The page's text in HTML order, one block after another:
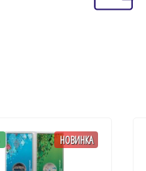
НОВИНКА